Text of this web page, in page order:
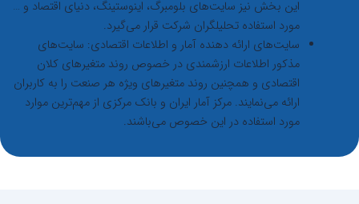
این بخش نیز سایت‌های بلومبرگ، اینوستینگ، دنیای اقتصاد و …
مورد استفاده تحلیلگران شرکت قرار می‌گیرد.
سایت‌های ارائه دهنده آمار و اطلاعات اقتصادی: سایت‌های
مذکور اطلاعات ارزشمندی در خصوص روند متغیرهای کلان
اقتصادی و همچنین روند متغیرهای ویژه هر صنعت را به کاربران
ارائه می‌نمایند. مرکز آمار ایران و بانک مرکزی از مهم‌ترین موارد
مورد استفاده در این خصوص می‌باشند.